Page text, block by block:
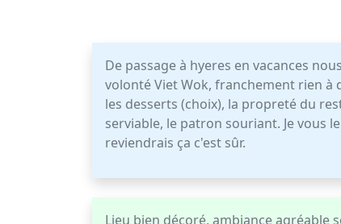
De passage à hyeres en vacances
volonté Viet Wok, franchement rien à
les desserts (choix), la propreté du
serviable, le patron souriant. Je vous
reviendrais ça c'est sûr.
Lieu bien décoré, ambiance agréable